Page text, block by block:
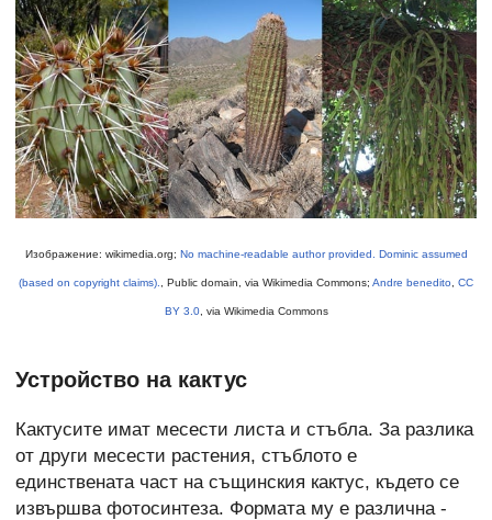
Изображение: wikimedia.org; No machine-readable author provided. Dominic assumed
(based on copyright claims). , Public domain, via Wikimedia Commons; Andre benedito CC
BY 3.0, via Wikimedia Commons
Устройство на кактус
Кактусите имат месести листа и стъбла. За разлика
от други месести растения, стъблото е
единствената част на същинския кактус, където се
извършва фотосинтеза. Формата му е различна -